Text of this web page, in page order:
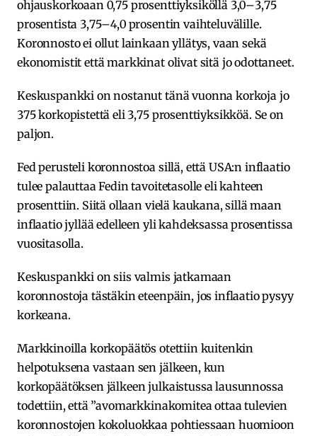
ohjauskorkoaan 0,75 prosenttiyksiköllä 3,0–3,75
prosentista 3,75–4,0 prosentin vaihteluvälille.
Koronnosto ei ollut lainkaan yllätys, vaan sekä
ekonomistit että markkinat olivat sitä jo odottaneet.
Keskuspankki on nostanut tänä vuonna korkoja jo
375 korkopistettä eli 3,75 prosenttiyksikköä. Se on
paljon.
Fed perusteli koronnostoa sillä, että USA:n inflaatio
tulee palauttaa Fedin tavoitetasolle eli kahteen
prosenttiin. Siitä ollaan vielä kaukana, sillä maan
inflaatio jyllää edelleen yli kahdeksassa prosentissa
vuositasolla.
Keskuspankki on siis valmis jatkamaan
koronnostoja tästäkin eteenpäin, jos inflaatio pysyy
korkeana.
Markkinoilla korkopäätös otettiin kuitenkin
helpotuksena vastaan sen jälkeen, kun
korkopäätöksen jälkeen julkaistussa lausunnossa
todettiin, että ”avomarkkinakomitea ottaa tulevien
koronnostojen kokoluokkaa pohtiessaan huomioon